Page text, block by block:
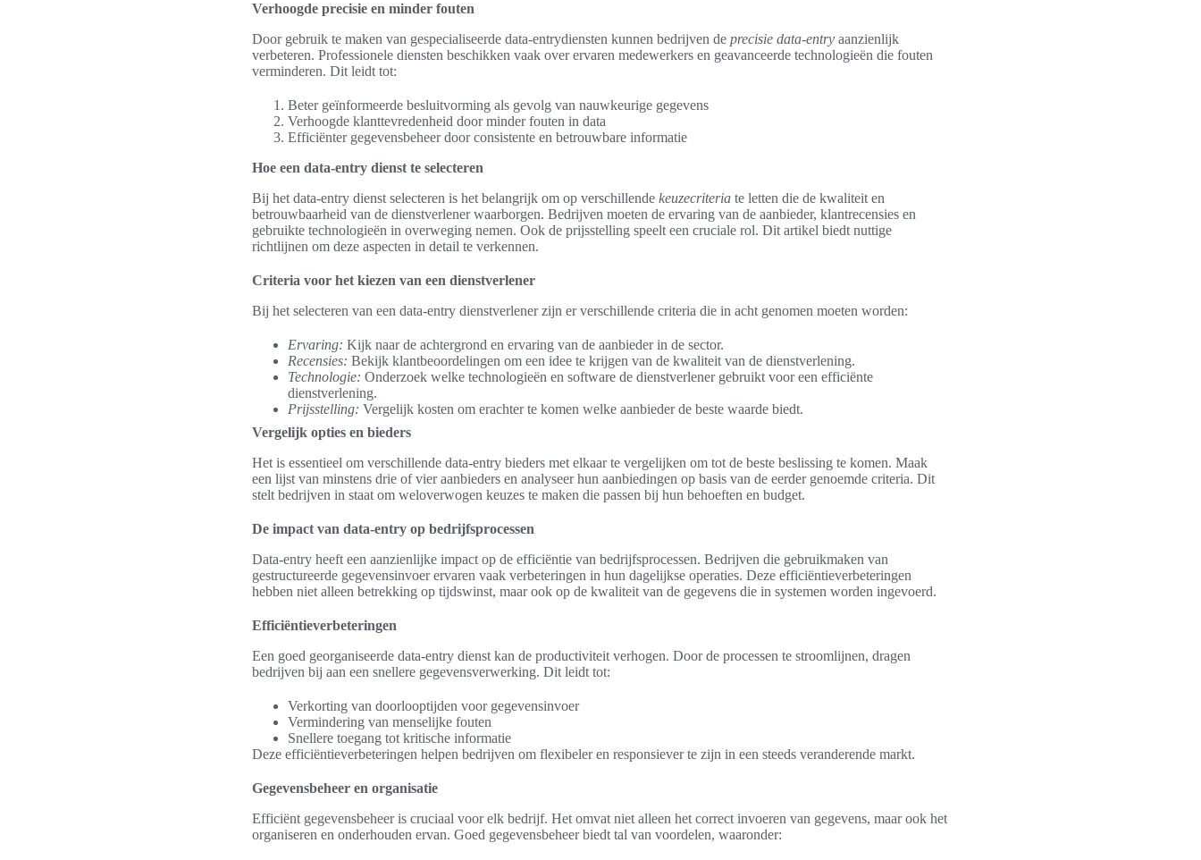
Verhoogde precisie en minder fouten
Door gebruik te maken van gespecialiseerde data-entrydiensten kunnen bedrijven de precisie data-entry aanzienlijk
verbeteren. Professionele diensten beschikken vaak over ervaren medewerkers en geavanceerde technologieën die fouten
verminderen. Dit leidt tot:
Beter geïnformeerde besluitvorming als gevolg van nauwkeurige gegevens
Verhoogde klanttevredenheid door minder fouten in data
Efficiënter gegevensbeheer door consistente en betrouwbare informatie
Hoe een data-entry dienst te selecteren
Bij het data-entry dienst selecteren is het belangrijk om op verschillende keuzecriteria te letten die de kwaliteit en
betrouwbaarheid van de dienstverlener waarborgen. Bedrijven moeten de ervaring van de aanbieder, klantrecensies en
gebruikte technologieën in overweging nemen. Ook de prijsstelling speelt een cruciale rol. Dit artikel biedt nuttige
richtlijnen om deze aspecten in detail te verkennen.
Criteria voor het kiezen van een dienstverlener
Bij het selecteren van een data-entry dienstverlener zijn er verschillende criteria die in acht genomen moeten worden:
Ervaring: Kijk naar de achtergrond en ervaring van de aanbieder in de sector.
Recensies: Bekijk klantbeoordelingen om een idee te krijgen van de kwaliteit van de dienstverlening.
Technologie: Onderzoek welke technologieën en software de dienstverlener gebruikt voor een efficiënte
dienstverlening.
Prijsstelling: Vergelijk kosten om erachter te komen welke aanbieder de beste waarde biedt.
Vergelijk opties en bieders
Het is essentieel om verschillende data-entry bieders met elkaar te vergelijken om tot de beste beslissing te komen. Maak
een lijst van minstens drie of vier aanbieders en analyseer hun aanbiedingen op basis van de eerder genoemde criteria. Dit
stelt bedrijven in staat om weloverwogen keuzes te maken die passen bij hun behoeften en budget.
De impact van data-entry op bedrijfsprocessen
Data-entry heeft een aanzienlijke impact op de efficiëntie van bedrijfsprocessen. Bedrijven die gebruikmaken van
gestructureerde gegevensinvoer ervaren vaak verbeteringen in hun dagelijkse operaties. Deze efficiëntieverbeteringen
hebben niet alleen betrekking op tijdswinst, maar ook op de kwaliteit van de gegevens die in systemen worden ingevoerd.
Efficiëntieverbeteringen
Een goed georganiseerde data-entry dienst kan de productiviteit verhogen. Door de processen te stroomlijnen, dragen
bedrijven bij aan een snellere gegevensverwerking. Dit leidt tot:
Verkorting van doorlooptijden voor gegevensinvoer
Vermindering van menselijke fouten
Snellere toegang tot kritische informatie
Deze efficiëntieverbeteringen helpen bedrijven om flexibeler en responsiever te zijn in een steeds veranderende markt.
Gegevensbeheer en organisatie
Efficiënt gegevensbeheer is cruciaal voor elk bedrijf. Het omvat niet alleen het correct invoeren van gegevens, maar ook het
organiseren en onderhouden ervan. Goed gegevensbeheer biedt tal van voordelen, waaronder: